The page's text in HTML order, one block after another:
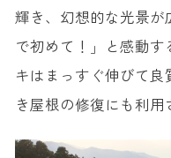
輝き、幻想的な光景
で初めて！」と感動
キはまっすぐ伸びて
き屋根の修復にも利用